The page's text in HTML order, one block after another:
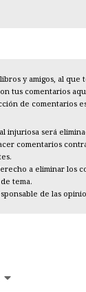
y amigos, al que
tus comentarios
de comentarios
injuriosa será
comentarios
a eliminar los
tema.
de las